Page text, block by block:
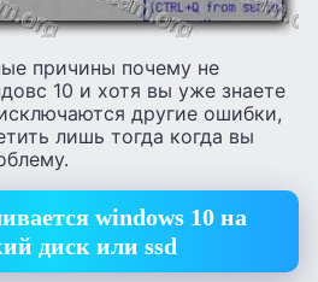
причины почему не
10 и хотя вы уже знаете
другие ошибки,
лишь тогда когда вы
windows 10 на
диск или ssd